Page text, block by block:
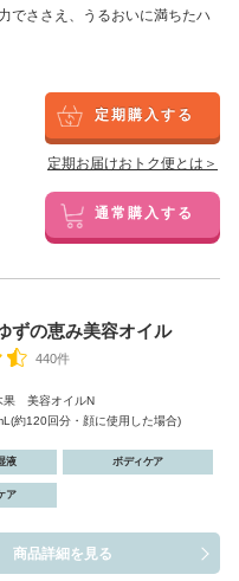
でささえ、うるおいに満ちたハ
定期購入する
定期お届けおトク便とは＞
通常購入する
の恵み美容オイル
440件
美容オイルN
回分・顔に使用した場合)
液 ボディケア
ア
商品詳細を見る